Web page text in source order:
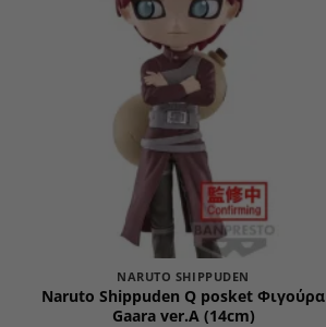
NARUTO SHIPPUDEN
Naruto Shippuden Q posket Φιγούρα
Gaara ver.A (14cm)